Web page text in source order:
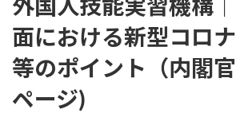
外国人技能実習機構
面における新型コロ
等のポイント（内閣
ページ)